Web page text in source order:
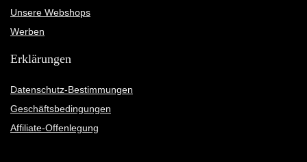
Unsere Webshops
Werben
Erklärungen
Datenschutz-Bestimmungen
Geschäftsbedingungen
Affiliate-Offenlegung